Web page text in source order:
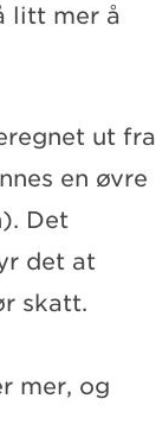
litt mer å
ut fra
en øvre
Det
det at
skatt.
mer, og